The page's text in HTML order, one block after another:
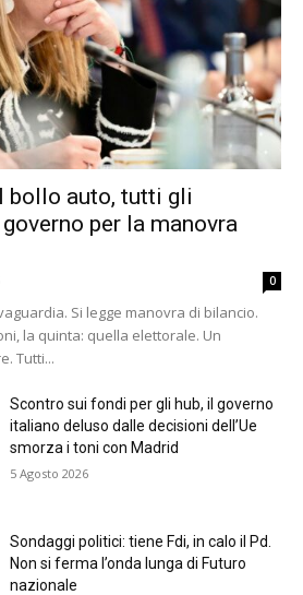
bollo auto, tutti gli
per la manovra
0
Si legge manovra di bilancio.
la quinta: quella elettorale. Un
Tutti...
Scontro sui fondi per gli hub, il governo
italiano deluso dalle decisioni dell’Ue
smorza i toni con Madrid
5 Agosto 2026
Sondaggi politici: tiene Fdi, in calo il Pd.
Non si ferma l’onda lunga di Futuro
nazionale